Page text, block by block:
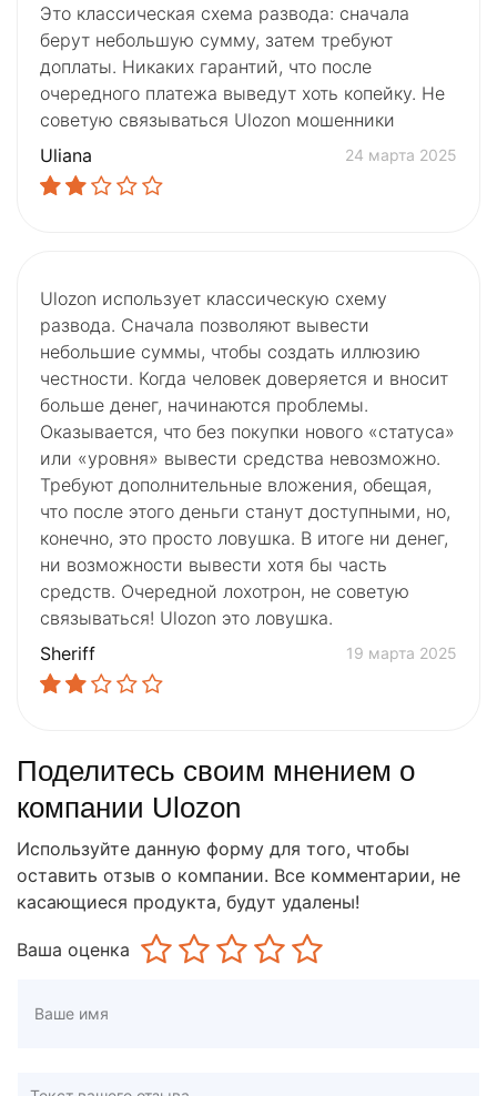
Это классическая схема развода: сначала
берут небольшую сумму, затем требуют
доплаты. Никаких гарантий, что после
очередного платежа выведут хоть копейку. Не
советую связываться Ulozon мошенники
Uliana
24 марта 2025
Ulozon использует классическую схему
развода. Сначала позволяют вывести
небольшие суммы, чтобы создать иллюзию
честности. Когда человек доверяется и вносит
больше денег, начинаются проблемы.
Оказывается, что без покупки нового «статуса»
или «уровня» вывести средства невозможно.
Требуют дополнительные вложения, обещая,
что после этого деньги станут доступными, но,
конечно, это просто ловушка. В итоге ни денег,
ни возможности вывести хотя бы часть
средств. Очередной лохотрон, не советую
связываться! Ulozon это ловушка.
Sheriff
19 марта 2025
Поделитесь своим мнением о
компании Ulozon
Используйте данную форму для того, чтобы
оставить отзыв о компании. Все комментарии, не
касающиеся продукта, будут удалены!
Ваша оценка